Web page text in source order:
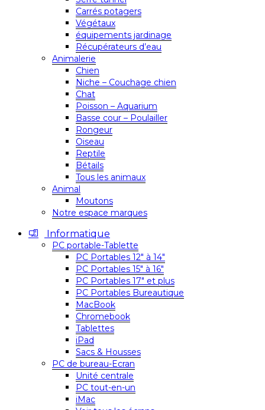
Carrés potagers
Végétaux
équipements jardinage
Récupérateurs d’eau
Animalerie
Chien
Niche – Couchage chien
Chat
Poisson – Aquarium
Basse cour – Poulailler
Rongeur
Oiseau
Reptile
Bétails
Tous les animaux
Animal
Moutons
Notre espace marques
Informatique
PC portable-Tablette
PC Portables 12″ à 14″
PC Portables 15″ à 16″
PC Portables 17″ et plus
PC Portables Bureautique
MacBook
Chromebook
Tablettes
iPad
Sacs & Housses
PC de bureau-Ecran
Unité centrale
PC tout-en-un
iMac